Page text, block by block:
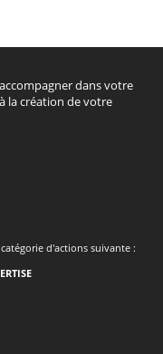
dans votre
la création de votre
d'actions suivante :